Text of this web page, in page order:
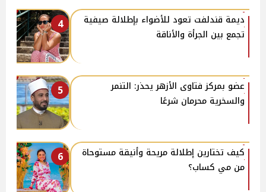
4
ديمة قندلفت تعود للأضواء بإطلالة صيفية
تجمع بين الجرأة والأناقة
5
عضو بمركز فتاوى الأزهر يحذر: التنمر
والسخرية محرمان شرعًا
6
كيف تختارين إطلالة مريحة وأنيقة مستوحاة
من مي كساب؟